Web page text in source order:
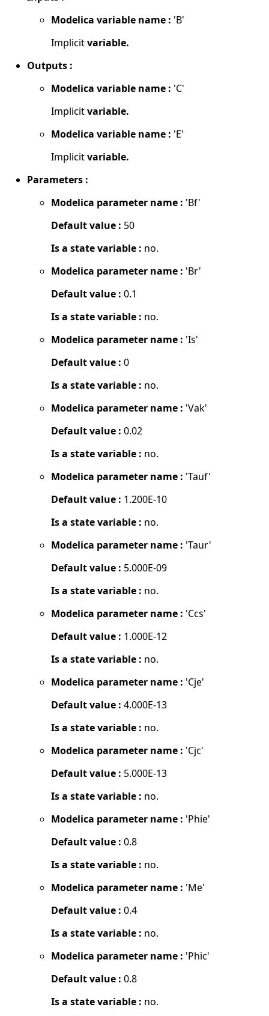
Modelica variable name : 'B'
Implicitvariable.
Outputs :
Modelica variable name : 'C'
Implicitvariable.
Modelica variable name : 'E'
Implicitvariable.
Parameters :
Modelica parameter name : 'Bf'
Default value : 50
Is a state variable : no.
Modelica parameter name : 'Br'
Default value : 0.1
Is a state variable : no.
Modelica parameter name : 'Is'
Default value : 0
Is a state variable : no.
Modelica parameter name : 'Vak'
Default value : 0.02
Is a state variable : no.
Modelica parameter name : 'Tauf'
Default value : 1.200E-10
Is a state variable : no.
Modelica parameter name : 'Taur'
Default value : 5.000E-09
Is a state variable : no.
Modelica parameter name : 'Ccs'
Default value : 1.000E-12
Is a state variable : no.
Modelica parameter name : 'Cje'
Default value : 4.000E-13
Is a state variable : no.
Modelica parameter name : 'Cjc'
Default value : 5.000E-13
Is a state variable : no.
Modelica parameter name : 'Phie'
Default value : 0.8
Is a state variable : no.
Modelica parameter name : 'Me'
Default value : 0.4
Is a state variable : no.
Modelica parameter name : 'Phic'
Default value : 0.8
Is a state variable : no.